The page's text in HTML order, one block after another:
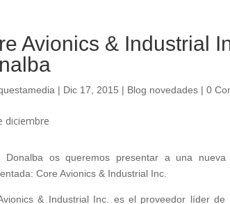
Avionics & Industrial
| Dic 17, 2015 | Blog novedades |0
Donalba os queremos presentar a una
Core Avionics & Industrial Inc.
& Industrial Inc. es el proveedor líder